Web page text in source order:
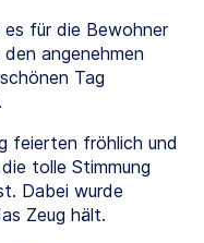
es für die Bewohner
angenehmen
Tag
feierten fröhlich und
tolle Stimmung
Dabei wurde
Zeug hält.